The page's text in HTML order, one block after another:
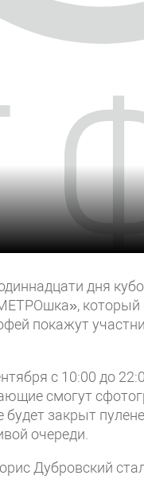
дня
покажут
с 10:00 до
смогут
будет закрыт
очереди.
Дубровский